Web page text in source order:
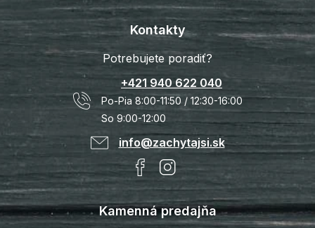
Kontakty
Potrebujete poradiť?
+421 940 622 040
Po-Pia 8:00-11:50 / 12:30-16:00
So 9:00-12:00
info@zachytajsi.sk
Kamenná predajňa